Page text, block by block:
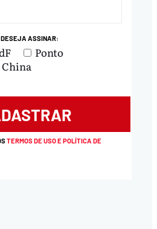
DESEJA ASSINAR:
Ponto
China
TERMOS DE USO E POLÍTICA DE